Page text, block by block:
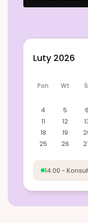
Luty 2026
Pon Wt
4
5 6
11
12
18
19
25
26
14:00 -